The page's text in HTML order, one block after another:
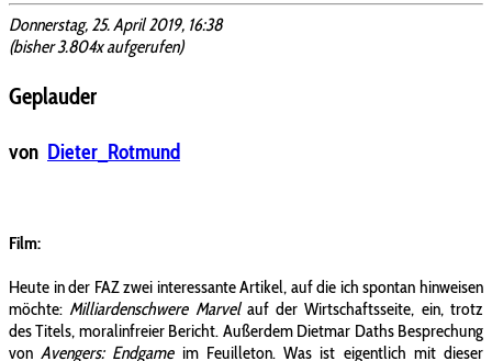
Donnerstag, 25. April 2019, 16:38
(bisher 3.804x aufgerufen)
Geplauder
von Dieter_Rotmund
Film:
Heute in der FAZ zwei interessante Artikel, auf die ich spontan hinweisen
möchte: Milliardenschwere Marvelauf der Wirtschaftsseite, ein, trotz
des Titels, moralinfreier Bericht. Außerdem Dietmar Daths Besprechung
von Avengers: Endgameim Feuilleton. Was ist eigentlich mit dieser